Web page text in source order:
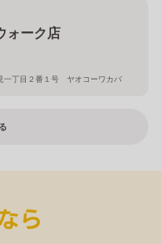
ォーク店
一丁目２番１号 ヤオコーワカバ